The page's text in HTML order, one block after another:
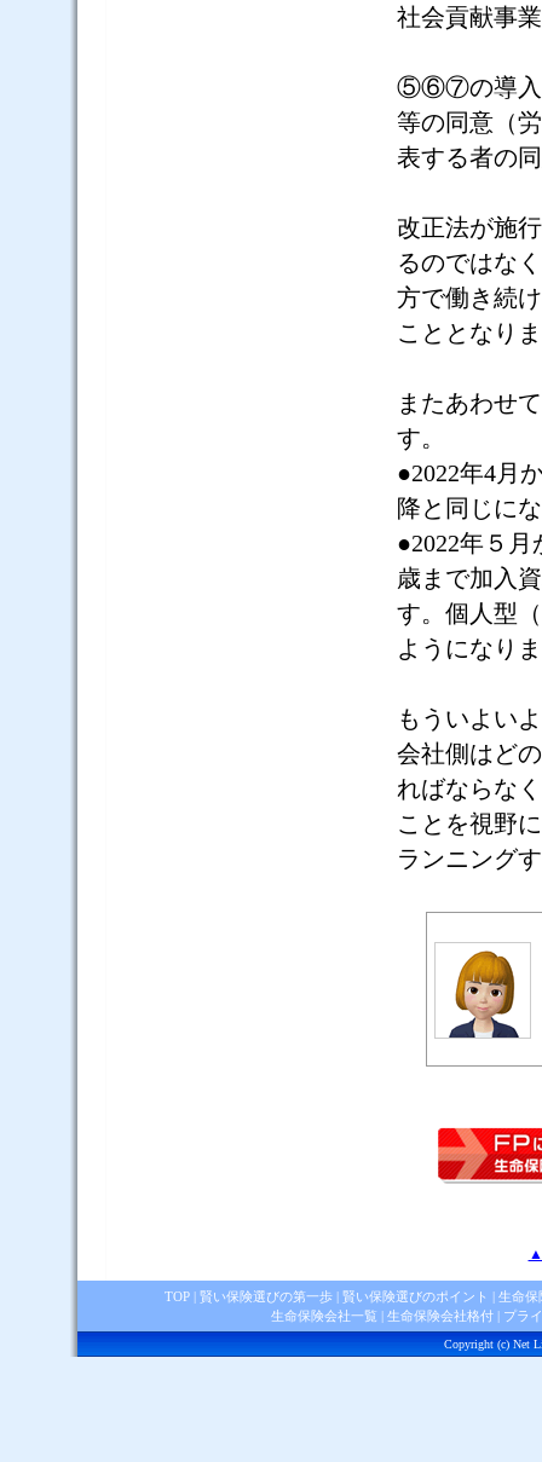
社会貢献事業
⑤⑥⑦の導入
等の同意（
表する者の
改正法が施
るのでは
方で働き続
こととなり
またあわせ
す。
●2022年4月
降と同じに
●2022年５月
歳まで加入
す。個人型（
ようになり
もういよいよ
会社側はど
ればならな
ことを視野
ランニング
▲
TOP | 賢い保険選びの第一歩 | 賢い保険選びのポイント | 生命保
生命保険会社一覧 | 生命保険会社格付 | プラ
Copyright (c) Net